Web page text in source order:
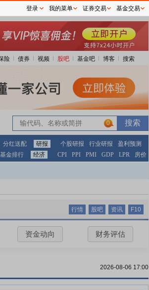
险 债券 视频 股吧 基金吧 博客 搜索
0
分红送配 研报 个股研报 行业研报
盈利预测
基金排行 经济 CPI PPI PMI GDP LPR 房价
行情 股吧 资讯 F10
资金动向 财务评估
2026-08-06 17:00
登录 我的菜单 证券交易 基金交易